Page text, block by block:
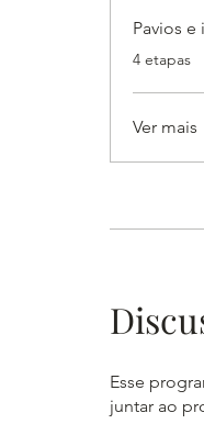
Pavios e
.
4 etapas
Ver mais
Esse
juntar ao